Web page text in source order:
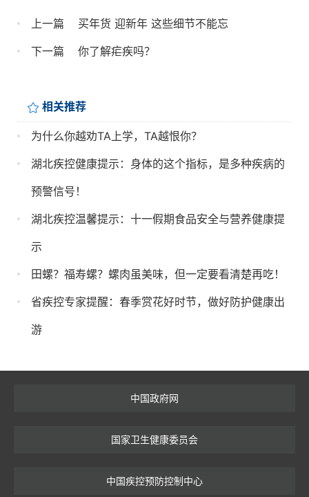
上一篇
买年货 迎新年 这些细节不能忘
下一篇
你了解疟疾吗？
相关推荐
为什么你越劝TA上学，TA越恨你？
湖北疾控健康提示：身体的这个指标，是多种疾病的
预警信号！
湖北疾控温馨提示：十一假期食品安全与营养健康提
示
田螺？福寿螺？螺肉虽美味，但一定要看清楚再吃！
省疾控专家提醒：春季赏花好时节，做好防护健康出
游
中国政府网
国家卫生健康委员会
中国疾控预防控制中心